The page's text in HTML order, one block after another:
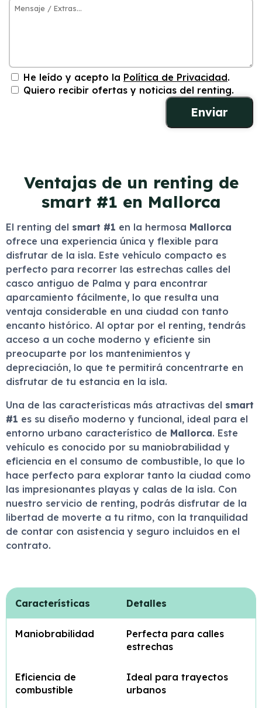
He leído y acepto la Política de Privacidad.
Quiero recibir ofertas y noticias del renting.
Ventajas de un renting de
smart #1 en Mallorca
El renting del smart #1 en la hermosa Mallorca
ofrece una experiencia única y flexible para
disfrutar de la isla. Este vehículo compacto es
perfecto para recorrer las estrechas calles del
casco antiguo de Palma y para encontrar
aparcamiento fácilmente, lo que resulta una
ventaja considerable en una ciudad con tanto
encanto histórico. Al optar por el renting, tendrás
acceso a un coche moderno y eficiente sin
preocuparte por los mantenimientos y
depreciación, lo que te permitirá concentrarte en
disfrutar de tu estancia en la isla.
Una de las características más atractivas del smart
#1 es su diseño moderno y funcional, ideal para el
entorno urbano característico de Mallorca. Este
vehículo es conocido por su maniobrabilidad y
eficiencia en el consumo de combustible, lo que lo
hace perfecto para explorar tanto la ciudad como
las impresionantes playas y calas de la isla. Con
nuestro servicio de renting, podrás disfrutar de la
libertad de moverte a tu ritmo, con la tranquilidad
de contar con asistencia y seguro incluidos en el
contrato.
Características Detalles
Maniobrabilidad
Perfecta para calles
estrechas
Eficiencia de
combustible
Ideal para trayectos
urbanos